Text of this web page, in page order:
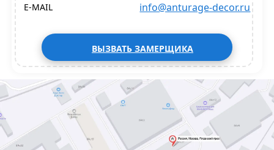
E-MAIL info@anturage-decor.ru
ВЫЗВАТЬ ЗАМЕРЩИКА